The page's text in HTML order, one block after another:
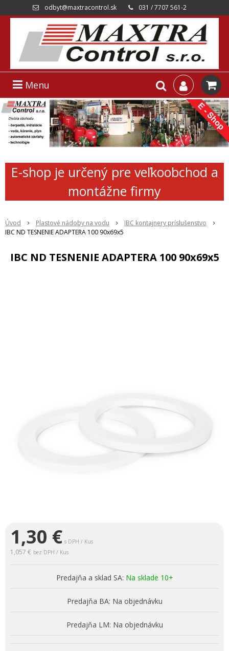
odbyt@maxtracontrol.sk 031 / 7707 561-2
Menu
E-shop je určený pre veľkoobchod a
montážne firmy
Úvod Plastové nádoby na vodu
IBC kontajnery príslušenstvo
IBC ND TESNENIE ADAPTERA 100 90x69x5
IBC ND TESNENIE ADAPTERA 100 90x69x5
1,30 € s DPH / Kus
1,057 € bez DPH / Kus
Predajňa a sklad SA: Na sklade 10+
Predajňa BA: Na objednávku
Predajňa LM: Na objednávku